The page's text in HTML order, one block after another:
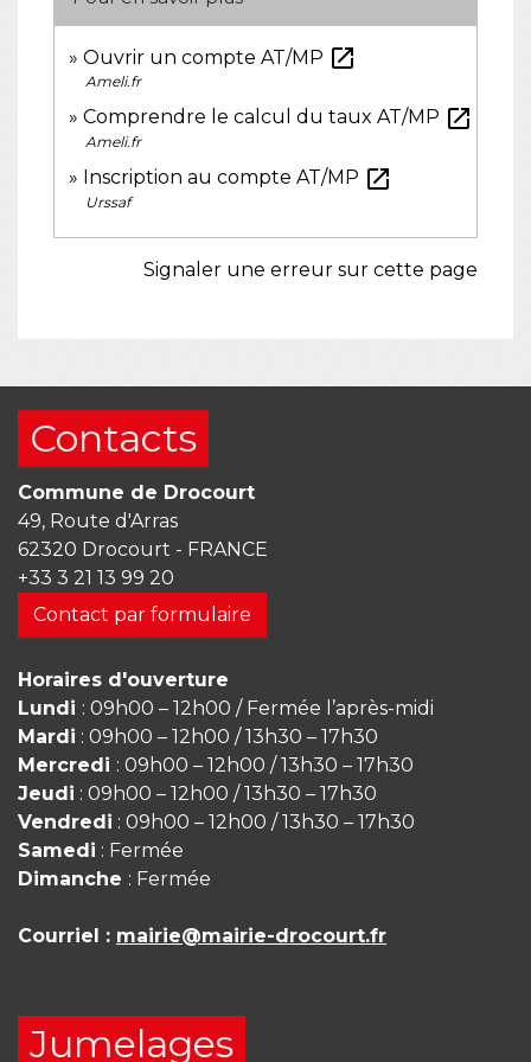
Ouvrir un compte AT/MP open_in_new
Ameli.fr
Comprendre le calcul du taux AT/MP open_in_new
Ameli.fr
Inscription au compte AT/MP open_in_new
Urssaf
Signaler une erreur sur cette page
Contacts
Commune de Drocourt
49, Route d'Arras
62320 Drocourt - FRANCE
+33 3 21 13 99 20
Contact par formulaire
Horaires d'ouverture
Lundi : 09h00 – 12h00 / Fermée l’après-midi
Mardi : 09h00 – 12h00 / 13h30 – 17h30
Mercredi : 09h00 – 12h00 / 13h30 – 17h30
Jeudi : 09h00 – 12h00 / 13h30 – 17h30
Vendredi : 09h00 – 12h00 / 13h30 – 17h30
Samedi : Fermée
Dimanche : Fermée
Courriel : mairie@mairie-drocourt.fr
Jumelages